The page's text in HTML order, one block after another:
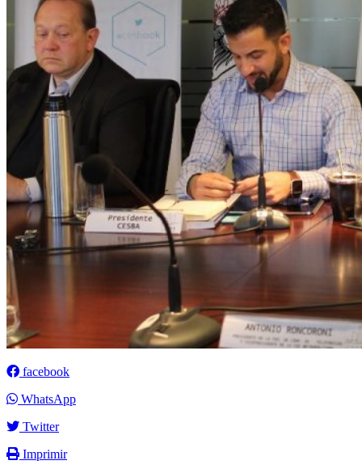
facebook
WhatsApp
Twitter
Imprimir